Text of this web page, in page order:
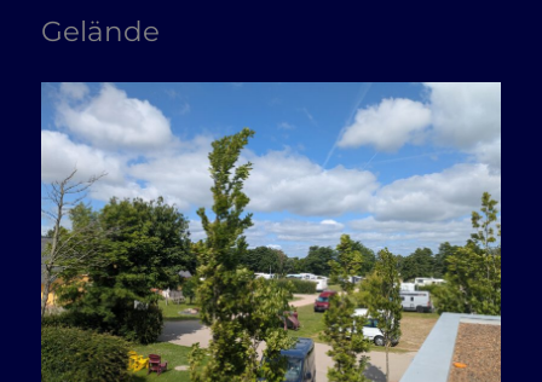
Gelände